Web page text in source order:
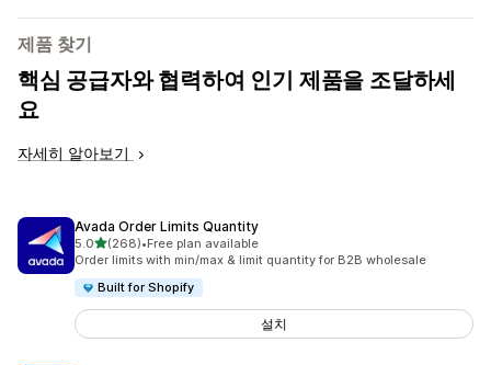
제품 찾기
핵심 공급자와 협력하여 인기 제품을 조달하세
요
자세히 알아보기
Avada Order Limits Quantity
5.0별 5개 중
(268)
총 리뷰 268개
•Free plan available
Order limits with min/max & limit quantity for B2B wholesale
Built for Shopify
설치